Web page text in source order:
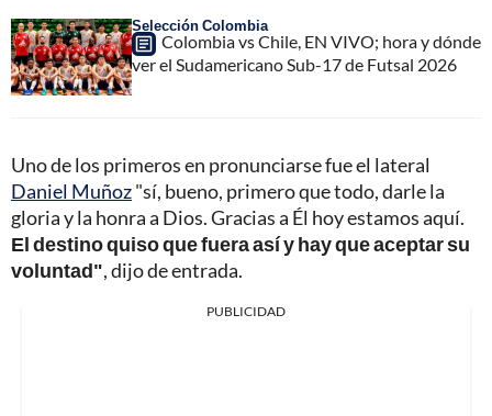
Selección Colombia
Colombia vs Chile, EN VIVO; hora y dónde
ver el Sudamericano Sub-17 de Futsal 2026
Uno de los primeros en pronunciarse fue el lateral
Daniel Muñoz"sí, bueno, primero que todo, darle la
gloria y la honra a Dios. Gracias a Él hoy estamos aquí.
El destino quiso que fuera así y hay que aceptar su
voluntad", dijo de entrada.
PUBLICIDAD